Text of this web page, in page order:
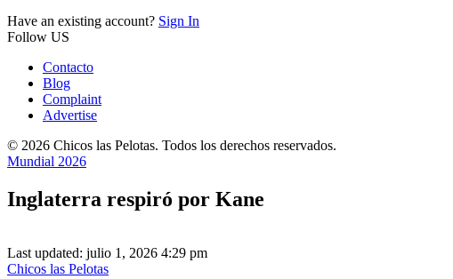
Have an existing account? Sign In
Follow US
Contacto
Blog
Complaint
Advertise
© 2026 Chicos las Pelotas. Todos los derechos reservados.
Mundial 2026
Inglaterra respiró por Kane
Last updated: julio 1, 2026 4:29 pm
Chicos las Pelotas